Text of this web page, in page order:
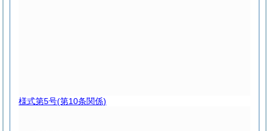
様式第5号(第10条関係)